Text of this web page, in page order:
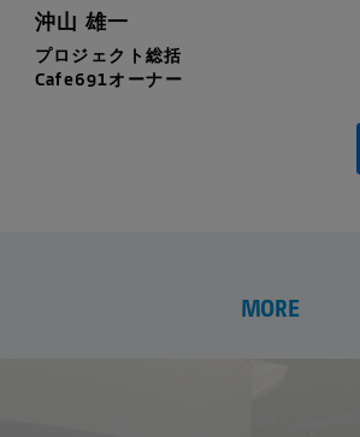
沖山 雄一
プロジェクト総括
Cafe691オーナー
MORE